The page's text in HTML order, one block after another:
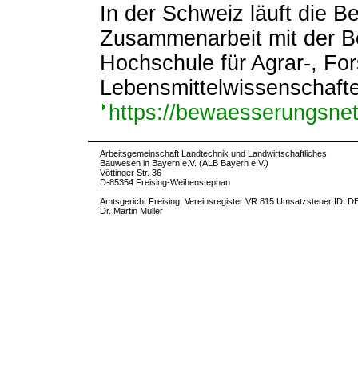
In der Schweiz läuft die
Zusammenarbeit mit der
Hochschule für Agrar-,
https://
Arbeitsgemeinschaft Landtechnik und Landwirtschaftliches
Bauwesen in Bayern e.V. (ALB Bayern e.V.)
Vöttinger Str. 36
D-85354 Freising-Weihenstephan
Amtsgericht Freising, Vereinsregister VR 815 Umsatzsteuer ID:
Dr. Martin Müller